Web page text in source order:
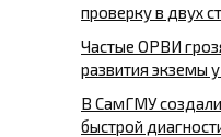
проверку в двух
Частые ОРВИ
развития экземы
В СамГМУ
быстрой